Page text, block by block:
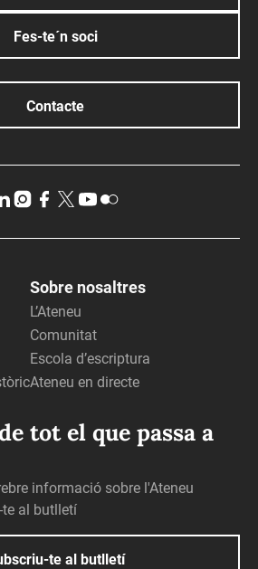
Fes-te´n soci
Contacte
Sobre nosaltres
L’Ateneu
Comunitat
Escola d’escriptura
Ateneu en directe
tot el que passa a
informació sobre l'Ateneu
te al butlletí
te al butlletí